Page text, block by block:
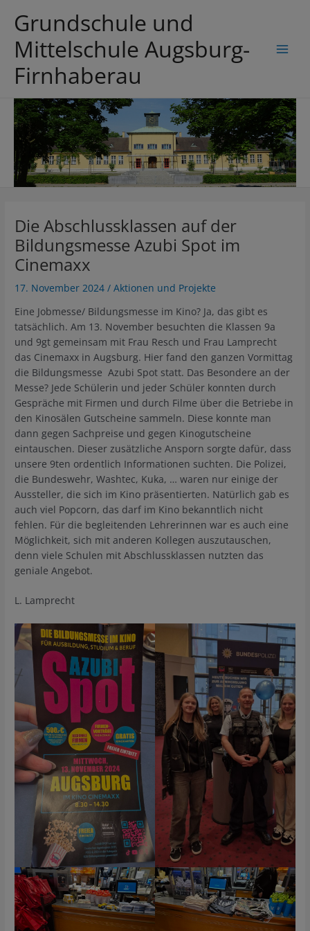
InhaltGrundschule und
Mittelschule Augsburg-
Firnhaberau
Die Abschlussklassen auf der
Bildungsmesse Azubi Spot im
Cinemaxx
17. November 2024/Aktionen und Projekte
Eine Jobmesse/ Bildungsmesse im Kino? Ja, das gibt es
tatsächlich. Am 13. November besuchten die Klassen 9a
und 9gt gemeinsam mit Frau Resch und Frau Lamprecht
das Cinemaxx in Augsburg. Hier fand den ganzen Vormittag
die Bildungsmesse Azubi Spot statt. Das Besondere an der
Messe? Jede Schülerin und jeder Schüler konnten durch
Gespräche mit Firmen und durch Filme über die Betriebe in
den Kinosälen Gutscheine sammeln. Diese konnte man
dann gegen Sachpreise und gegen Kinogutscheine
eintauschen. Dieser zusätzliche Ansporn sorgte dafür, dass
unsere 9ten ordentlich Informationen suchten. Die Polizei,
die Bundeswehr, Washtec, Kuka, … waren nur einige der
Aussteller, die sich im Kino präsentierten. Natürlich gab es
auch viel Popcorn, das darf im Kino bekanntlich nicht
fehlen. Für die begleitenden Lehrerinnen war es auch eine
Möglichkeit, sich mit anderen Kollegen auszutauschen,
denn viele Schulen mit Abschlussklassen nutzten das
geniale Angebot.
L. Lamprecht